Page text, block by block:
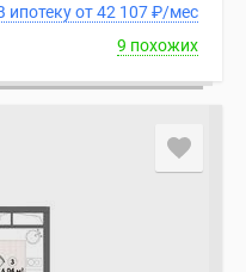
В ипотеку от 42 107₽/мес
9 похожих